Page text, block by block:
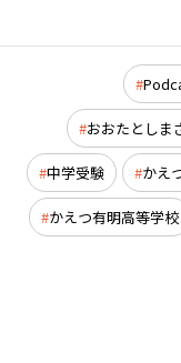
おおたとしま
中学受験 かえ
かえつ有明高等学校